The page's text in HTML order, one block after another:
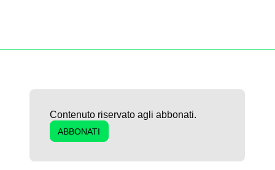
Contenuto riservato agli abbonati.
ABBONATI